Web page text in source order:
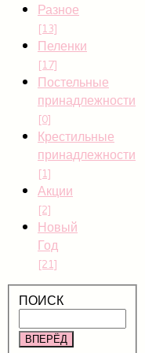
Разное
[13]
Пеленки
[17]
Постельные
принадлежности
[0]
Крестильные
принадлежности
[1]
Акции
[2]
Новый
Год
[21]
ПОИСК
ВПЕРЁД